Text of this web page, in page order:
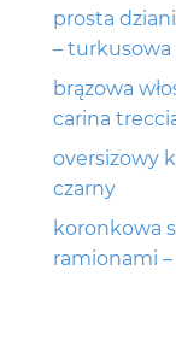
prosta
– turkusowa
brązowa
carina
oversizowy
czarny
koronkowa
ramionami